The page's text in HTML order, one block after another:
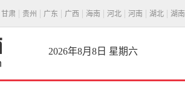
甘肃 贵州 广东 广西 海南 河北 河南 湖北 湖南
2026年8月8日 星期六